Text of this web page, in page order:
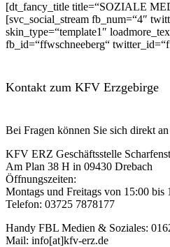
[dt_fancy_title title=“SOZIALE
[svc_social_stream fb_num=“4″
skin_type=“template1″
fb_id=“ffwschneeberg“
Kontakt zum KFV Erzgebirge
Bei Fragen können Sie sich direkt
KFV ERZ Geschäftsstelle
Am Plan 38 H in 09430 Drebach
Öffnungszeiten:
Montags und Freitags von 15:00 bis
Telefon: 03725 7878177
Handy FBL Medien & Soziales:
Mail: info[at]kfv-erz.de